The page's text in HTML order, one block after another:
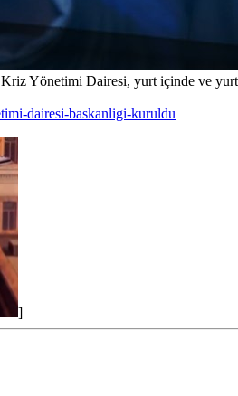
Yönetimi Dairesi, yurt içinde ve yurt
dairesi-baskanligi-kuruldu
]